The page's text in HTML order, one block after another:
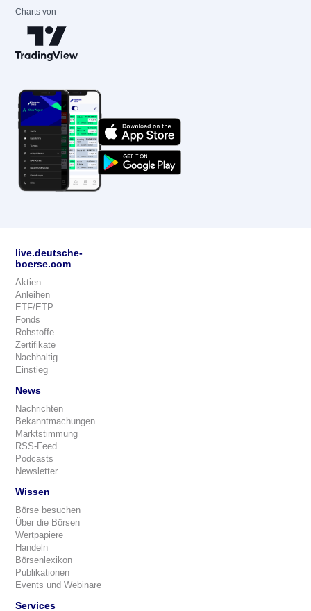
Charts von
live.deutsche-
boerse.com
Aktien
Anleihen
ETF/ETP
Fonds
Rohstoffe
Zertifikate
Nachhaltig
Einstieg
News
Nachrichten
Bekanntmachungen
Marktstimmung
RSS-Feed
Podcasts
Newsletter
Wissen
Börse besuchen
Über die Börsen
Wertpapiere
Handeln
Börsenlexikon
Publikationen
Events und Webinare
Services